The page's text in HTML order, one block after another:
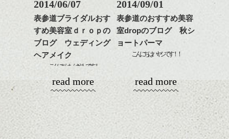
髪質改善すると
おすすめです。
いつものスタイリングが
ドライした後オイルやワ
ックスをなじませるだけ
これからのスタイルチェ
ンジの事、髪質に合った
お手入れ方法等、
是非なんでもご相談して
下さいね。
お待ちしております。
ンジ、似合うカラーリン
グの事やお手入れ方法な
ど
是非なんでもご相談して
下さいね。
ベージュ系等の肌を綺麗
に見せる効果のあるカラ
ーリングをプラスして透
明感を表現すると
更に雰囲気が出やすくな
って毎日のお手入れも簡
単になりますよ。
さり気ない程度にハイラ
イトをいれるのもおすす
スタイリング方法は全体
をドライした後、
ワックスとオイルを混ぜ
ながらもみこみ、なじま
せます。
のも良い感じです。
これからのスタイルチェ
ンジ、似合うカラーリン
グの事やお手入れ方法な
2014/06/07
表参道ブライダルおす
すめ美容室ｄｒｏｐの
ブログ ウェディング
ヘアメイク
こんにちは、はやしです！
先週の土曜日に普段髪を切りに来て頂いて
いるお客様の結婚式のヘアメイクに行って
場所は葉山。御用邸の隣の貸別荘でのウェ
ディングでした。
read more
2014/09/01
表参道のおすすめ美容
室dropのブログ 秋シ
ョートパーマ
こんにちはハヤシです！！
read more